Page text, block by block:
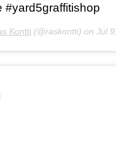
#yard5graffitishop
Kontti (@raskontti) on Jul